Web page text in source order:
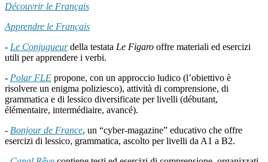
Découvrir le Français
Apprendre le Français
- Le Conjugueur della testata Le Figaro offre materiali ed esercizi
utili per apprendere i verbi.
- Polar FLE propone, con un approccio ludico (l’obiettivo è
risolvere un enigma poliziesco), attività di comprensione, di
grammatica e di lessico diversificate per livelli (débutant,
élémentaire, intermédiaire, avancé).
- Bonjour de France, un “cyber-magazine” educativo che offre
esercizi di lessico, grammatica, ascolto per livelli da A1 a B2.